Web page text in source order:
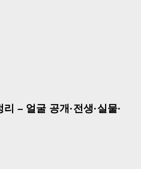
– 얼굴 공개·전생·실물·